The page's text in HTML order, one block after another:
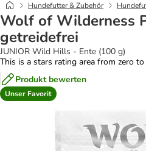
Hundefutter & Zubehör
Wolf of Wilderness
getreidefrei
JUNIOR Wild Hills - Ente (100 g)
This is a stars rating area from zero
Produkt bewerten
Unser Favorit